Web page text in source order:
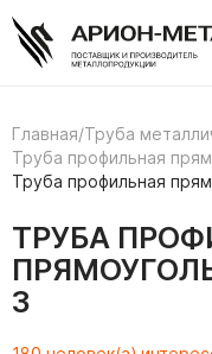
Главная/Труба
Труба профильная
Труба профильная
ТРУБА
3